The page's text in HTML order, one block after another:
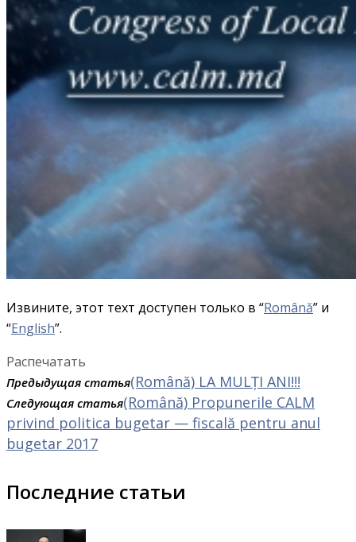
Извините, этот техт доступен только в “Română” и
“English”.
Распечатать
Предыдущая статья(Română) LA MULȚI ANI!!!
Следующая статья(Română) Propunerile CALM
privind politica bugetar — fiscală pentru anul
bugetar 2017
Последние статьи